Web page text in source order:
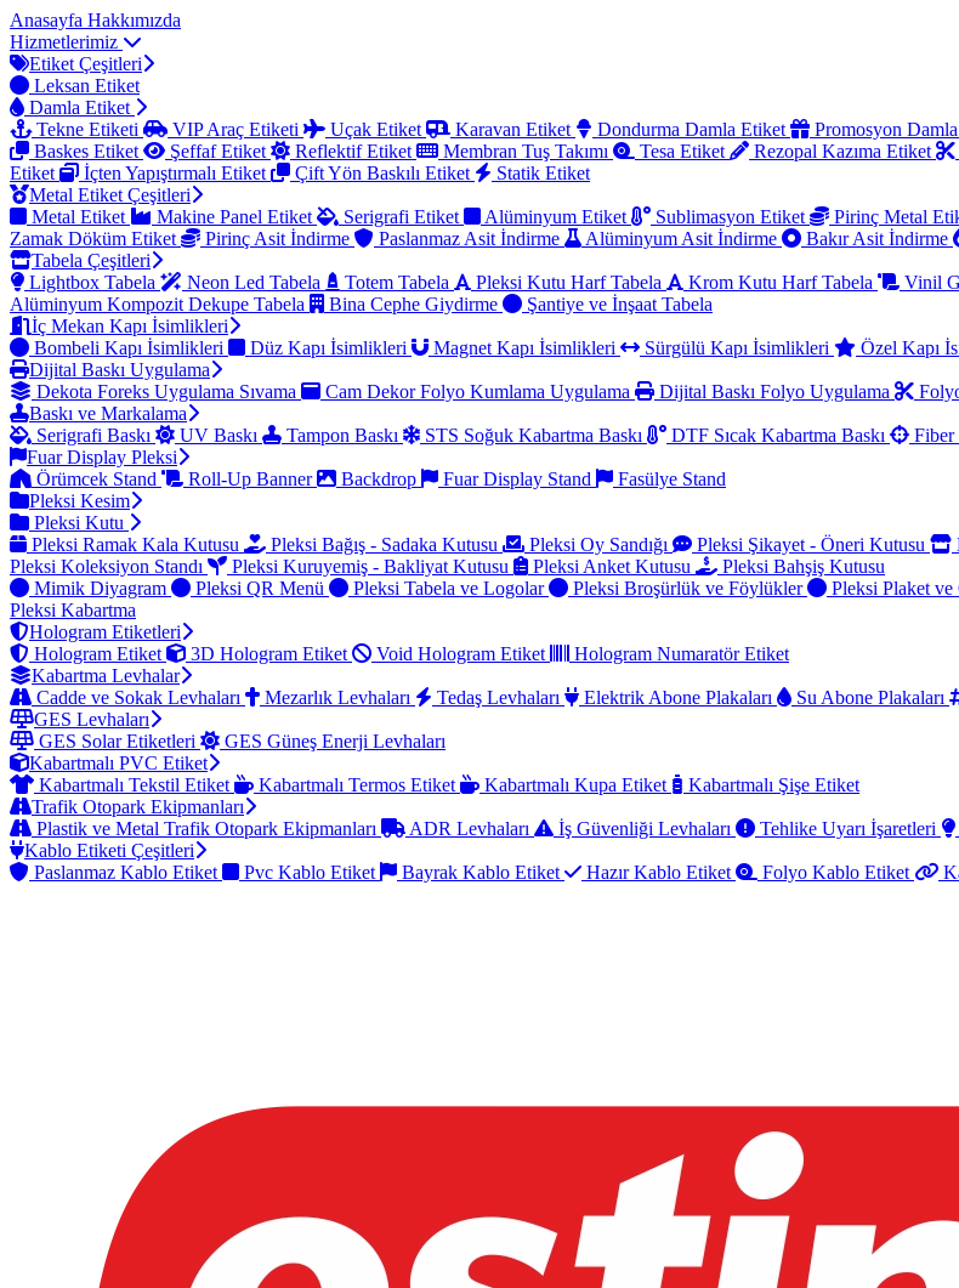
Anasayfa Hakkımızda
Hizmetlerimiz
Etiket Çeşitleri
Leksan Etiket
Damla Etiket
Tekne Etiketi
VIP Araç Etiketi Uçak Etiket Karavan Etiket Dondurma Damla Etiket Promosyon
Baskes Etiket
Şeffaf Etiket Reflektif Etiket Membran Tuş Takımı Tesa Etiket Rezopal Kazıma Etiket
Etiket
İçten Yapıştırmalı Etiket Çift Yön Baskılı Etiket
Statik Etiket
Metal Etiket Çeşitleri
Metal Etiket
Makine Panel Etiket Serigrafi Etiket Alüminyum Etiket Sublimasyon Etiket Pirinç Metal
Zamak Döküm Etiket
Pirinç Asit İndirme Paslanmaz Asit İndirme Alüminyum Asit İndirme Bakır Asit İndirme
Tabela Çeşitleri
Lightbox Tabela
Neon Led Tabela Totem Tabela Pleksi Kutu Harf Tabela Krom Kutu Harf Tabela Vinil
Alüminyum Kompozit Dekupe Tabela
Bina Cephe Giydirme
Şantiye ve İnşaat Tabela
İç Mekan Kapı İsimlikleri
Bombeli Kapı İsimlikleri
Düz Kapı İsimlikleri Magnet Kapı İsimlikleri Sürgülü Kapı İsimlikleri
Özel Kapı
Dijital Baskı Uygulama
Dekota Foreks Uygulama Sıvama
Cam Dekor Folyo Kumlama Uygulama Dijital Baskı Folyo Uygulama
Baskı ve Markalama
Serigrafi Baskı
UV Baskı Tampon Baskı STS Soğuk Kabartma Baskı DTF Sıcak Kabartma Baskı Fiber
Fuar Display Pleksi
Örümcek Stand
Roll-Up Banner Backdrop Fuar Display Stand
Fasülye Stand
Pleksi Kesim
Pleksi Kutu
Pleksi Ramak Kala Kutusu
Pleksi Bağış - Sadaka Kutusu Pleksi Oy Sandığı Pleksi Şikayet - Öneri Kutusu
Pleksi Koleksiyon Standı
Pleksi Kuruyemiş - Bakliyat Kutusu Pleksi Anket Kutusu
Pleksi Bahşiş Kutusu
Mimik Diyagram
Pleksi QR Menü Pleksi Tabela ve Logolar Pleksi Broşürlük ve Föylükler Pleksi Plaket
Pleksi Kabartma
Hologram Etiketleri
Hologram Etiket
3D Hologram Etiket Void Hologram Etiket
Hologram Numaratör Etiket
Kabartma Levhalar
Cadde ve Sokak Levhaları
Mezarlık Levhaları Tedaş Levhaları Elektrik Abone Plakaları Su Abone Plakaları
GES Levhaları
GES Solar Etiketleri
GES Güneş Enerji Levhaları
Kabartmalı PVC Etiket
Kabartmalı Tekstil Etiket
Kabartmalı Termos Etiket Kabartmalı Kupa Etiket
Kabartmalı Şişe Etiket
Trafik Otopark Ekipmanları
Plastik ve Metal Trafik Otopark Ekipmanları
ADR Levhaları İş Güvenliği Levhaları Tehlike Uyarı İşaretleri
Kablo Etiketi Çeşitleri
Paslanmaz Kablo Etiket
Pvc Kablo Etiket Bayrak Kablo Etiket Hazır Kablo Etiket Folyo Kablo Etiket